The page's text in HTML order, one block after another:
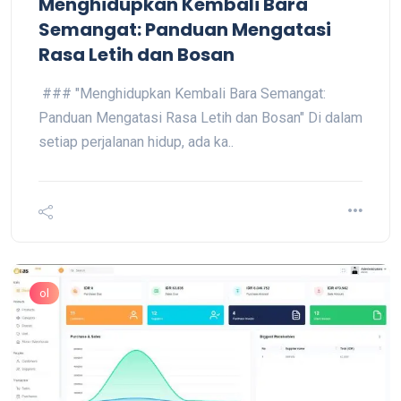
Semangat: Panduan Mengatasi
Rasa Letih dan Bosan
### "Menghidupkan Kembali Bara Semangat:
Panduan Mengatasi Rasa Letih dan Bosan" Di dalam
setiap perjalanan hidup, ada ka..
ol